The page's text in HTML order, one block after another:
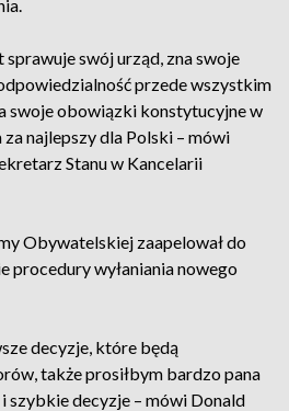
swój urząd, zna swoje
przede wszystkim
swoje obowiązki konstytucyjne w
najlepszy dla Polski – mówi
Stanu w Kancelarii
Obywatelskiej zaapelował do
procedury wyłaniania nowego
decyzje, które będą
także prosiłbym bardzo pana
szybkie decyzje – mówi Donald